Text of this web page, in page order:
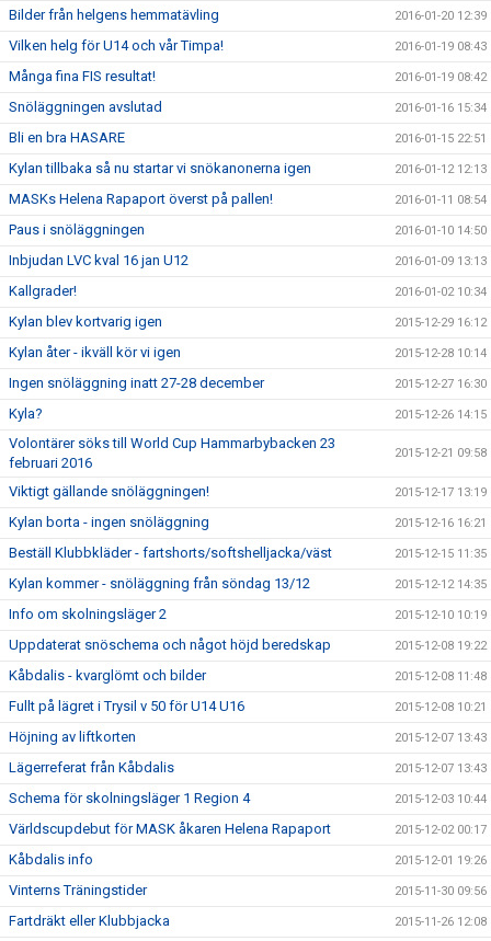
Bilder från helgens hemmatävling 2016-01-20 12:39
Vilken helg för U14 och vår Timpa! 2016-01-19 08:43
Många fina FIS resultat! 2016-01-19 08:42
Snöläggningen avslutad 2016-01-16 15:34
Bli en bra HASARE 2016-01-15 22:51
Kylan tillbaka så nu startar vi snökanonerna igen 2016-01-12 12:13
MASKs Helena Rapaport överst på pallen! 2016-01-11 08:54
Paus i snöläggningen 2016-01-10 14:50
Inbjudan LVC kval 16 jan U12 2016-01-09 13:13
Kallgrader! 2016-01-02 10:34
Kylan blev kortvarig igen 2015-12-29 16:12
Kylan åter - ikväll kör vi igen 2015-12-28 10:14
Ingen snöläggning inatt 27-28 december 2015-12-27 16:30
Kyla? 2015-12-26 14:15
Volontärer söks till World Cup Hammarbybacken 23
februari 2016
2015-12-21 09:58
Viktigt gällande snöläggningen! 2015-12-17 13:19
Kylan borta - ingen snöläggning 2015-12-16 16:21
Beställ Klubbkläder - fartshorts/softshelljacka/väst 2015-12-15 11:35
Kylan kommer - snöläggning från söndag 13/12 2015-12-12 14:35
Info om skolningsläger 2 2015-12-10 10:19
Uppdaterat snöschema och något höjd beredskap 2015-12-08 19:22
Kåbdalis - kvarglömt och bilder 2015-12-08 11:48
Fullt på lägret i Trysil v 50 för U14 U16 2015-12-08 10:21
Höjning av liftkorten 2015-12-07 13:43
Lägerreferat från Kåbdalis 2015-12-07 13:43
Schema för skolningsläger 1 Region 4 2015-12-03 10:44
Världscupdebut för MASK åkaren Helena Rapaport 2015-12-02 00:17
Kåbdalis info 2015-12-01 19:26
Vinterns Träningstider 2015-11-30 09:56
Fartdräkt eller Klubbjacka 2015-11-26 12:08